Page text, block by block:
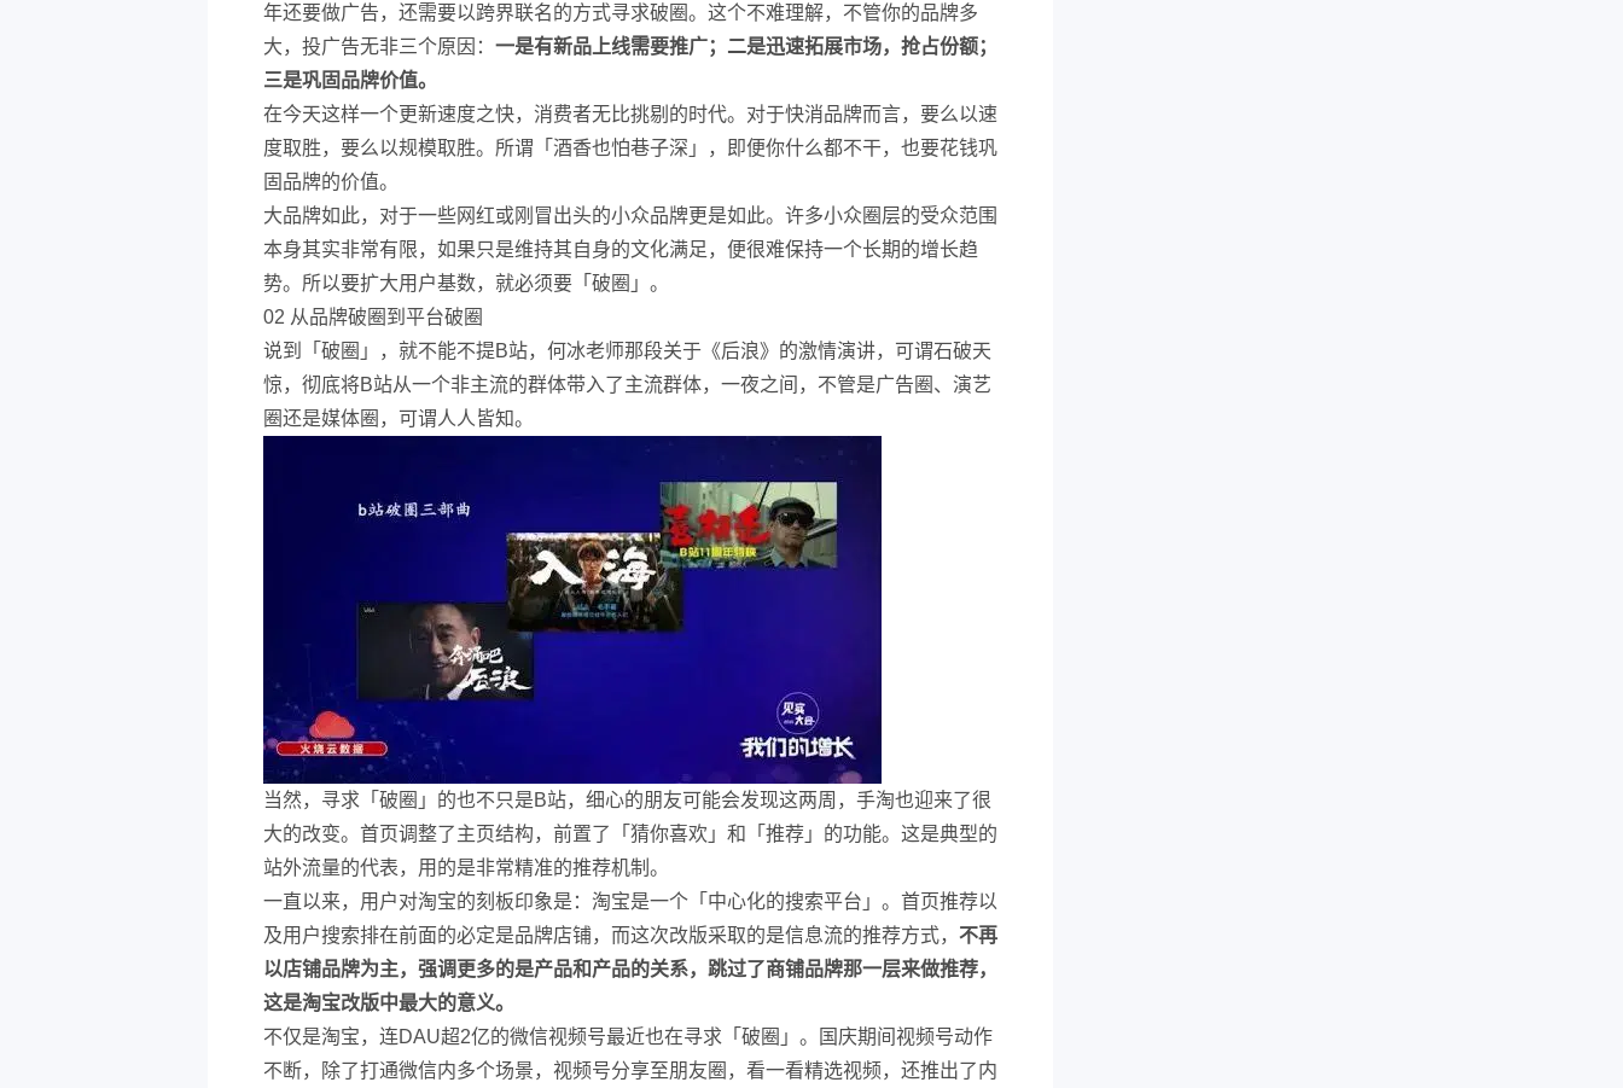
年还要做广告，还需要以跨界联名的方式寻求破圈。这个不难理解，不管你的品牌多
大，投广告无非三个原因： 一是有新品上线需要推广；二是迅速拓展市场，抢占份额；
三是巩固品牌价值。
在今天这样一个更新速度之快，消费者无比挑剔的时代。对于快消品牌而言，要么以速
度取胜，要么以规模取胜。所谓「酒香也怕巷子深」，即便你什么都不干，也要花钱巩
固品牌的价值。
大品牌如此，对于一些网红或刚冒出头的小众品牌更是如此。许多小众圈层的受众范围
本身其实非常有限，如果只是维持其自身的文化满足，便很难保持一个长期的增长趋
势。所以要扩大用户基数，就必须要「破圈」。
02 从品牌破圈到平台破圈
说到「破圈」，就不能不提B站，何冰老师那段关于《后浪》的激情演讲，可谓石破天
惊，彻底将B站从一个非主流的群体带入了主流群体，一夜之间，不管是广告圈、演艺
圈还是媒体圈，可谓人人皆知。
当然，寻求「破圈」的也不只是B站，细心的朋友可能会发现这两周，手淘也迎来了很
大的改变。首页调整了主页结构，前置了「猜你喜欢」和「推荐」的功能。这是典型的
站外流量的代表，用的是非常精准的推荐机制。
一直以来，用户对淘宝的刻板印象是：淘宝是一个「中心化的搜索平台」。首页推荐以
及用户搜索排在前面的必定是品牌店铺，而这次改版采取的是信息流的推荐方式， 不再
以店铺品牌为主，强调更多的是产品和产品的关系，跳过了商铺品牌那一层来做推荐，
这是淘宝改版中最大的意义。
不仅是淘宝，连DAU超2亿的微信视频号最近也在寻求「破圈」。国庆期间视频号动作
不断，除了打通微信内多个场景，视频号分享至朋友圈，看一看精选视频，还推出了内